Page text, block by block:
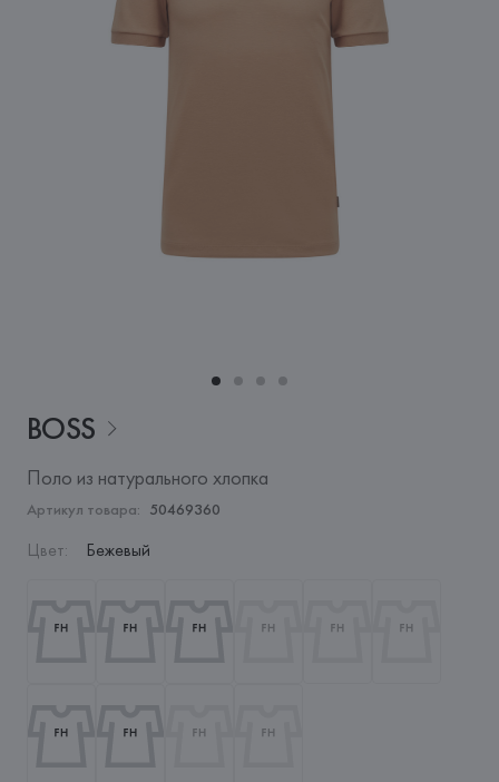
BOSS
Поло из натурального хлопка
Артикул товара: 50469360
Цвет: Бежевый